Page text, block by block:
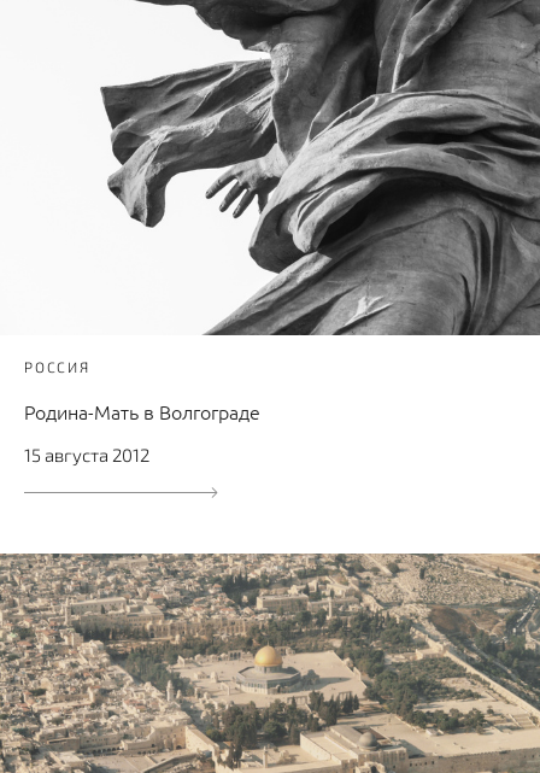
РОССИЯ
Родина-Мать в Волгограде
15 августа 2012